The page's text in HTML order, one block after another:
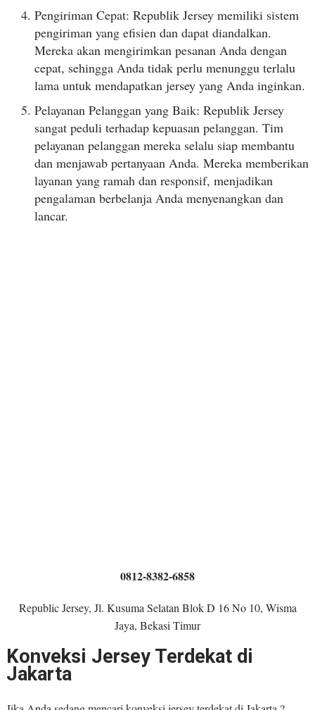
Pengiriman Cepat: Republik Jersey memiliki sistem
pengiriman yang efisien dan dapat diandalkan.
Mereka akan mengirimkan pesanan Anda dengan
cepat, sehingga Anda tidak perlu menunggu terlalu
lama untuk mendapatkan jersey yang Anda inginkan.
Pelayanan Pelanggan yang Baik: Republik Jersey
sangat peduli terhadap kepuasan pelanggan. Tim
pelayanan pelanggan mereka selalu siap membantu
dan menjawab pertanyaan Anda. Mereka memberikan
layanan yang ramah dan responsif, menjadikan
pengalaman berbelanja Anda menyenangkan dan
lancar.
0812-8382-6858
Republic Jersey, Jl. Kusuma Selatan Blok D 16 No 10, Wisma
Jaya, Bekasi Timur
Konveksi Jersey Terdekat di
Jakarta